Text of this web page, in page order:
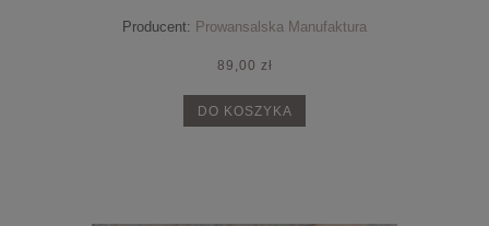
Producent: Prowansalska Manufaktura
89,00 zł
DO KOSZYKA